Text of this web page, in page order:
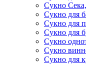
Сукно
Сукно для
Сукно для
Сукно для
Сукно
Сукно
Сукно для